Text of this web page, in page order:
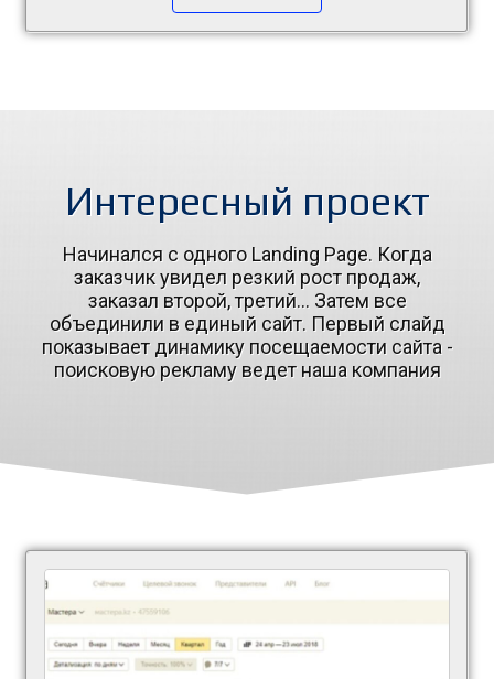
Интересный проект
Начинался с одного Landing Page. Когда
заказчик увидел резкий рост продаж,
заказал второй, третий... Затем все
объединили в единый сайт. Первый слайд
показывает динамику посещаемости сайта -
поисковую рекламу ведет наша компания